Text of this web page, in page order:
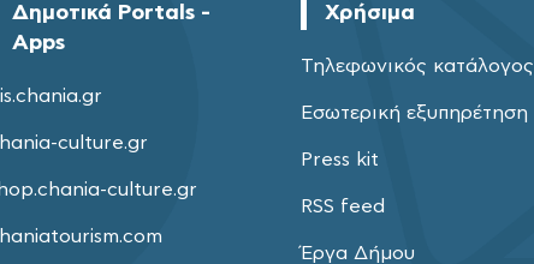
Δημοτικά Portals -
Apps
culture.gr
culture.gr
Χρήσιμα
Τηλεφωνικός κατάλογος
Εσωτερική εξυπηρέτηση
Press kit
RSS feed
Έργα Δήμου